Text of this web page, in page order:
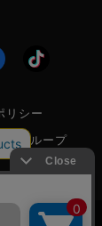
リシー
ヤグループ
古物商許可番
号